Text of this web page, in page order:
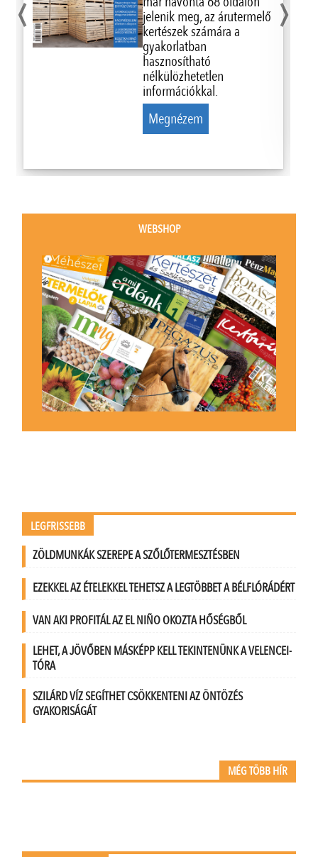
jelenik meg, az árutermelő
kertészek számára a
gyakorlatban
hasznosítható
nélkülözhetetlen
információkkal.
Megnézem
WEBSHOP
LEGFRISSEBB
ZÖLDMUNKÁK SZEREPE A SZŐLŐTERMESZTÉSBEN
EZEKKEL AZ ÉTELEKKEL TEHETSZ A LEGTÖBBET A BÉLFLÓRÁDÉRT
VAN AKI PROFITÁL AZ EL NIÑO OKOZTA HŐSÉGBŐL
LEHET, A JÖVŐBEN MÁSKÉPP KELL TEKINTENÜNK A VELENCEI-
TÓRA
SZILÁRD VÍZ SEGÍTHET CSÖKKENTENI AZ ÖNTÖZÉS
GYAKORISÁGÁT
MÉG TÖBB HÍR